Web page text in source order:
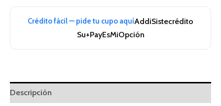
Crédito fácil — pide tu cupo aquíAddiSistecrédito
Su+PayEsMiOpción
Descripción